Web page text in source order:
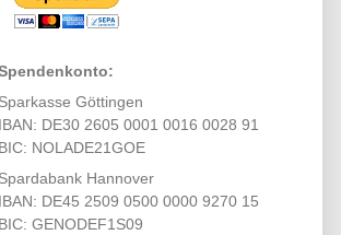
Sparkasse Göttingen
IBAN: DE30 2605 0001 0016 0028 91
BIC: NOLADE21GOE
Spardabank Hannover
IBAN: DE45 2509 0500 0000 9270 15
BIC: GENODEF1S09